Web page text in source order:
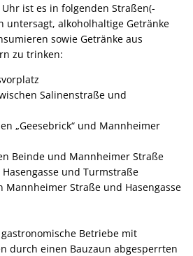
ist es in folgenden Straßen(-
untersagt, alkoholhaltige Getränke
sowie Getränke aus
zu trinken:
Salinenstraße und
„Geesebrick“ und Mannheimer
Beinde und Mannheimer Straße
und Turmstraße
Mannheimer Straße und Hasengasse
Betriebe mit
durch einen Bauzaun abgesperrten